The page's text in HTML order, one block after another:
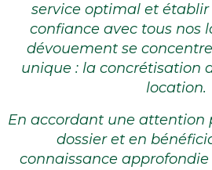
service optimal et
confiance avec tous nos
dévouement se
unique : la concrétisation
location.
En accordant une attention
dossier et en
connaissance